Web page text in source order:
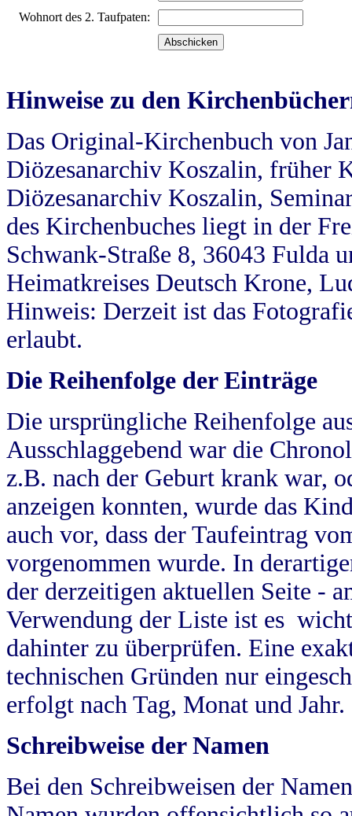
Wohnort des 2. Taufpaten:
Hinweise zu den
Das Original-Kirchenbuch von
Diözesanarchiv Koszalin, früher
Diözesanarchiv Koszalin,
des Kirchenbuches liegt in der
Schwank-Straße 8, 36043 Fulda
Heimatkreises Deutsch Krone,
Hinweis: Derzeit ist das
erlaubt.
Die Reihenfolge der Einträge
Die ursprüngliche Reihenfolge
Ausschlaggebend war die
z.B. nach der Geburt krank war,
anzeigen konnten, wurde das
auch vor, dass der Taufeintrag
vorgenommen wurde. In
der derzeitigen aktuellen Seite -
Verwendung der Liste ist es
dahinter zu überprüfen. Eine
technischen Gründen nur
erfolgt nach Tag, Monat und Jahr.
Schreibweise der Namen
Bei den Schreibweisen der